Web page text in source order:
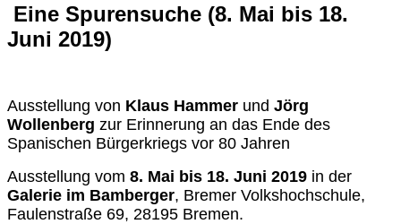
Eine Spurensuche (8. Mai bis 18.
Juni 2019)
Ausstellung von Klaus Hammer und Jörg
Wollenberg zur Erinnerung an das Ende des
Spanischen Bürgerkriegs vor 80 Jahren
Ausstellung vom 8. Mai bis 18. Juni 2019 in der
Galerie im Bamberger, Bremer Volkshochschule,
Faulenstraße 69, 28195 Bremen.